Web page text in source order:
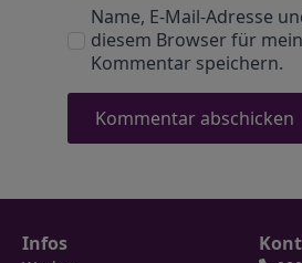
Name, E-Mail-Adresse
diesem Browser für
Kommentar speichern.
Infos